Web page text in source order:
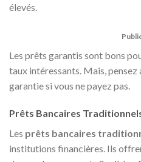
élevés.
Les prêts garantis sont bons
taux intéressants. Mais,
garantie si vous ne payez pas.
Prêts Bancaires
Les prêts bancaires
institutions financières. Ils